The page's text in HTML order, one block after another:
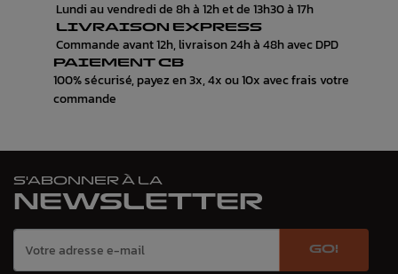
Lundi au vendredi de 8h à 12h et de 13h30 à 17h
LIVRAISON EXPRESS
Commande avant 12h, livraison 24h à 48h avec DPD
PAIEMENT CB
100% sécurisé, payez en 3x, 4x ou 10x avec frais votre
commande
S'ABONNER À LA
NEWSLETTER
GO!